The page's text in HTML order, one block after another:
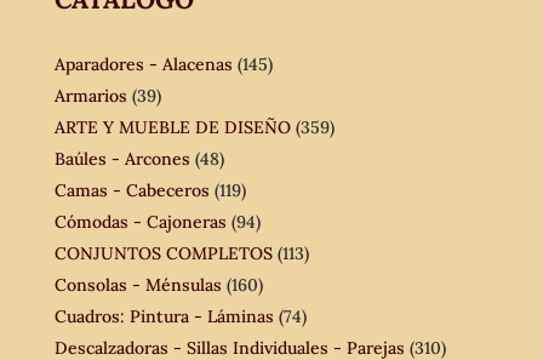
Aparadores - Alacenas (145)
Armarios (39)
ARTE Y MUEBLE DE DISEÑO (359)
Baúles - Arcones (48)
Camas - Cabeceros (119)
Cómodas - Cajoneras (94)
CONJUNTOS COMPLETOS (113)
Consolas - Ménsulas (160)
Cuadros: Pintura - Láminas (74)
Descalzadoras - Sillas Individuales - Parejas (310)